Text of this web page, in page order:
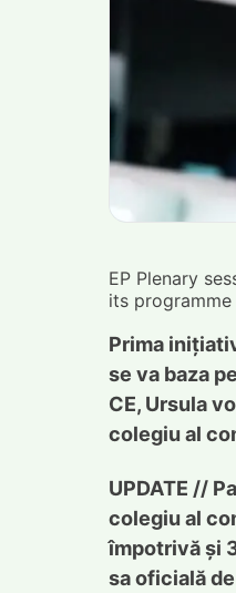
EP Plenary
its
Prima
se va baza
CE, Ursula
colegiu al
UPDATE //
colegiu al
împotrivă și
sa oficială